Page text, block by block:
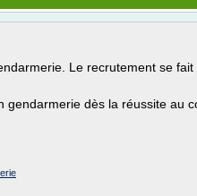
Le recrutement se fait
gendarmerie dès la réussite au